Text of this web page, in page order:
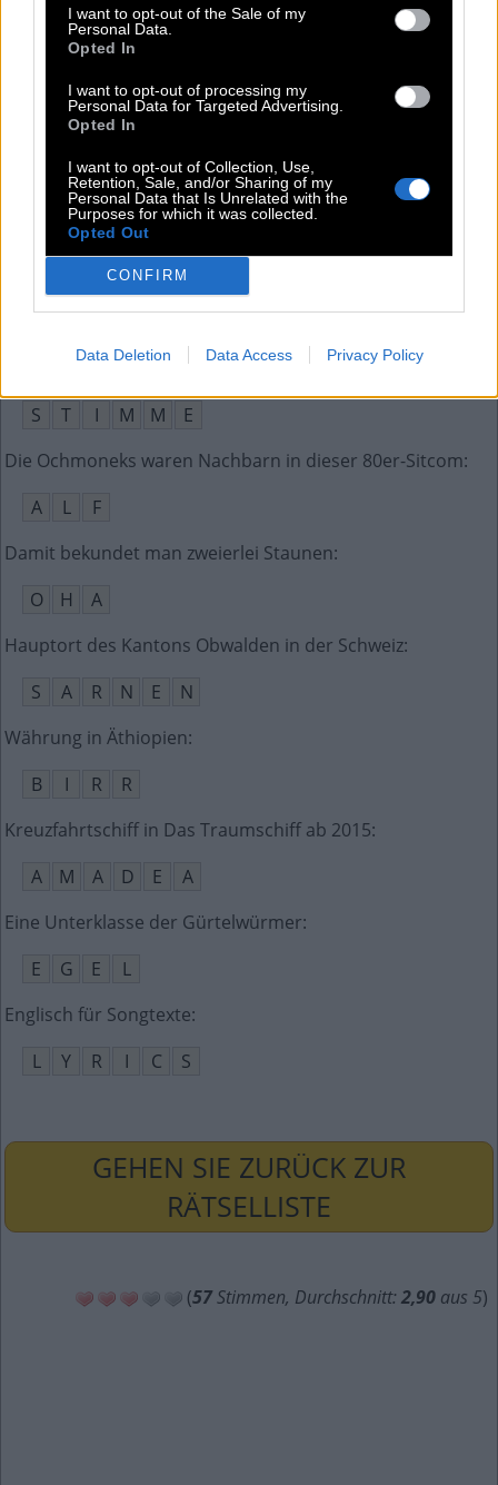
I want to opt-out of the Sale of my
Personal Data.
Opted In
I want to opt-out of processing my
Personal Data for Targeted Advertising.
Opted In
I want to opt-out of Collection, Use,
Retention, Sale, and/or Sharing of my
Personal Data that Is Unrelated with the
Purposes for which it was collected.
Opted Out
CONFIRM
Data Deletion Data Access Privacy Policy
N
L
Ordnung machen, Tabula __ machen
A S
A
Sprachvarianten von Personengruppen
D I O
Song von The Doors (1967): Light __
Dieses menschliche Vermögen kann kristallklar sein
S
T I M M
E
Die Ochmoneks waren Nachbarn in dieser 80er-Sitcom:
A
L
F
Damit bekundet man zweierlei Staunen:
O
H
A
Hauptort des Kantons Obwalden in der Schweiz:
S
A R N E
N
Währung in Äthiopien:
B
I R
R
Kreuzfahrtschiff in Das Traumschiff ab 2015:
A
M A D E
A
Eine Unterklasse der Gürtelwürmer:
E
G E
L
Englisch für Songtexte:
L
Y R I C S
GEHEN SIE ZURÜCK ZUR
RÄTSELLISTE
(57Stimmen, Durchschnitt: 2,90 aus 5)